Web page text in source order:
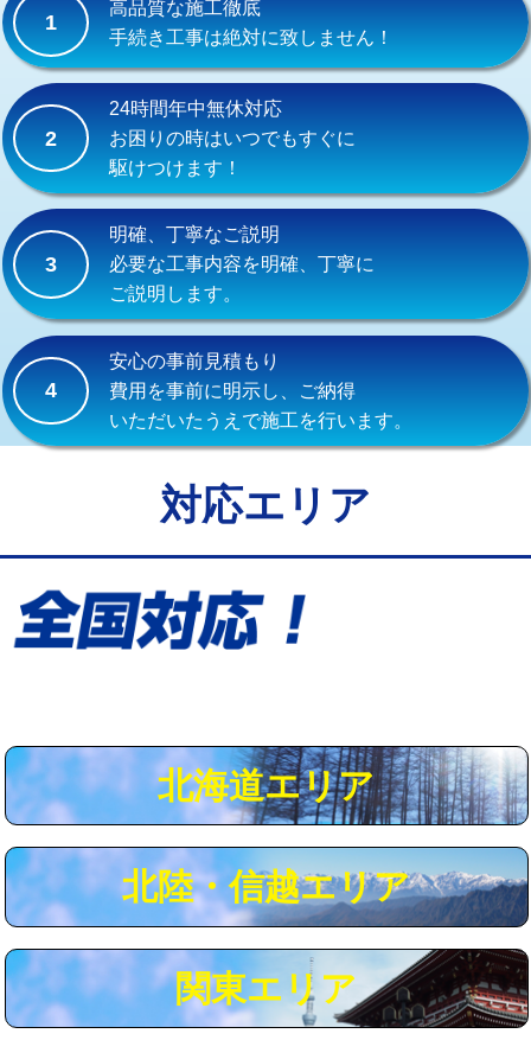
交換・取付(混合水栓（壁付・デッキ
式・ワンホール）)
16,500円+材料費
交換・取付(排水栓・排水トラップ
（P/S/ポップアップ））
交換・取付（その他部品）
持込商品取付（単水栓）
持込商品取付（混合水栓） 16,500円
持込商品取付（浄水器・分岐水栓） 16,500円
給水管工事※（ホール加工)
給水管工事※（バンド止め) 3,300円
給水管工事※（保温材使用（バンド止
5,500円
給水管工事※（土の掘削・埋め戻し作
業)
用（追加）/3ｍ超え)
給水管工事※（ライニング鋼管・銅
44,000円
給水管工事※（ライニング鋼管・銅
管・ポリ管・HT管使用/3ｍ超え)
+8,800円
マス交換（土の掘削・埋め戻し作業） 11,000円~
マス交換（深さ50㎝未満） 55,000円
1
高品質な施工徹底
手続き工事は絶対に致しません！
2
24時間年中無休対応
お困りの時はいつでもすぐに
駆けつけます！
3
明確、丁寧なご説明
必要な工事内容を明確、丁寧に
ご説明します。
4
安心の事前見積もり
費用を事前に明示し、ご納得
いただいたうえで施工を行います。
対応エリア
北海道エリア
北陸・信越エリア
関東エリア